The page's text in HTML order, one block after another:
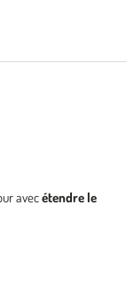
avecétendre le